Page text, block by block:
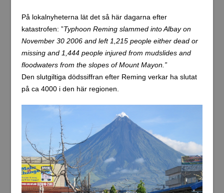
På lokalnyheterna lät det så här dagarna efter
katastrofen: ”Typhoon Reming slammed into Albay on
November 30 2006 and left 1,215 people either dead or
missing and 1,444 people injured from mudslides and
floodwaters from the slopes of Mount Mayon.”
Den slutgiltiga dödssiffran efter Reming verkar ha slutat
på ca 4000 i den här regionen.